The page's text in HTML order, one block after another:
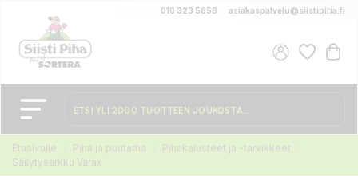
010 323 5858 asiakaspalvelu@siistipiha.fi
Etusivulle Piha ja puutarha
Pihakalusteet ja -tarvikkeet
Säilytysarkku Varax